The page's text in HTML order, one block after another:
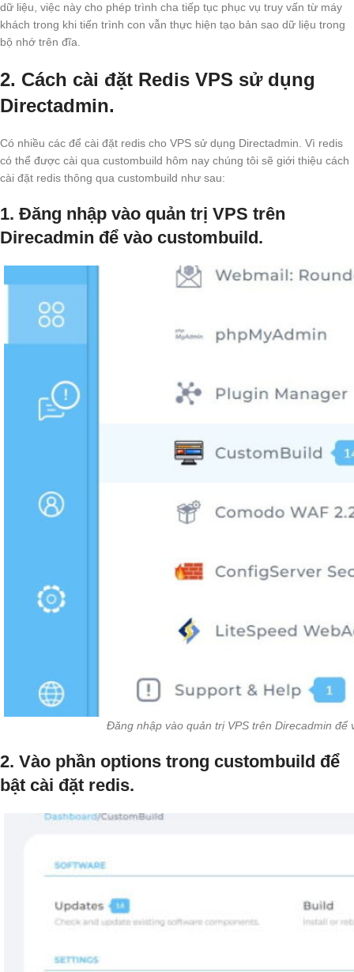
dữ liệu, việc này cho phép trình cha tiếp tục phục vụ truy vấn từ máy
khách trong khi tiến trình con vẫn thực hiện tạo bản sao dữ liệu trong
bộ nhớ trên đĩa.
2. Cách cài đặt Redis VPS sử dụng
Directadmin.
Có nhiều các để cài đặt redis cho VPS sử dụng Directadmin. Vì redis
có thể được cài qua custombuild hôm nay chúng tôi sẽ giới thiệu cách
cài đặt redis thông qua custombuild như sau:
1. Đăng nhập vào quản trị VPS trên
Direcadmin để vào custombuild.
Đăng nhập vào quản trị VPS trên Direcadmin để
2. Vào phần options trong custombuild để
bật cài đặt redis.